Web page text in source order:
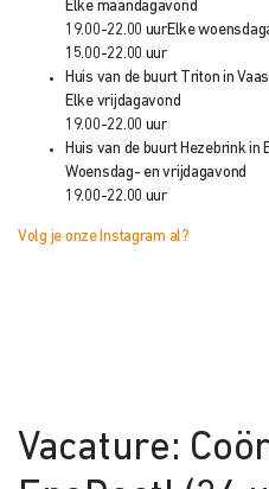
Elke maandagavond
19.00-22.00 uurElke
15.00-22.00 uur
Huis van de buurt Triton in
Elke vrijdagavond
19.00-22.00 uur
Huis van de buurt Hezebrink in
Woensdag- en vrijdagavond
19.00-22.00 uur
Volg je onze Instagram al?
Vacature: